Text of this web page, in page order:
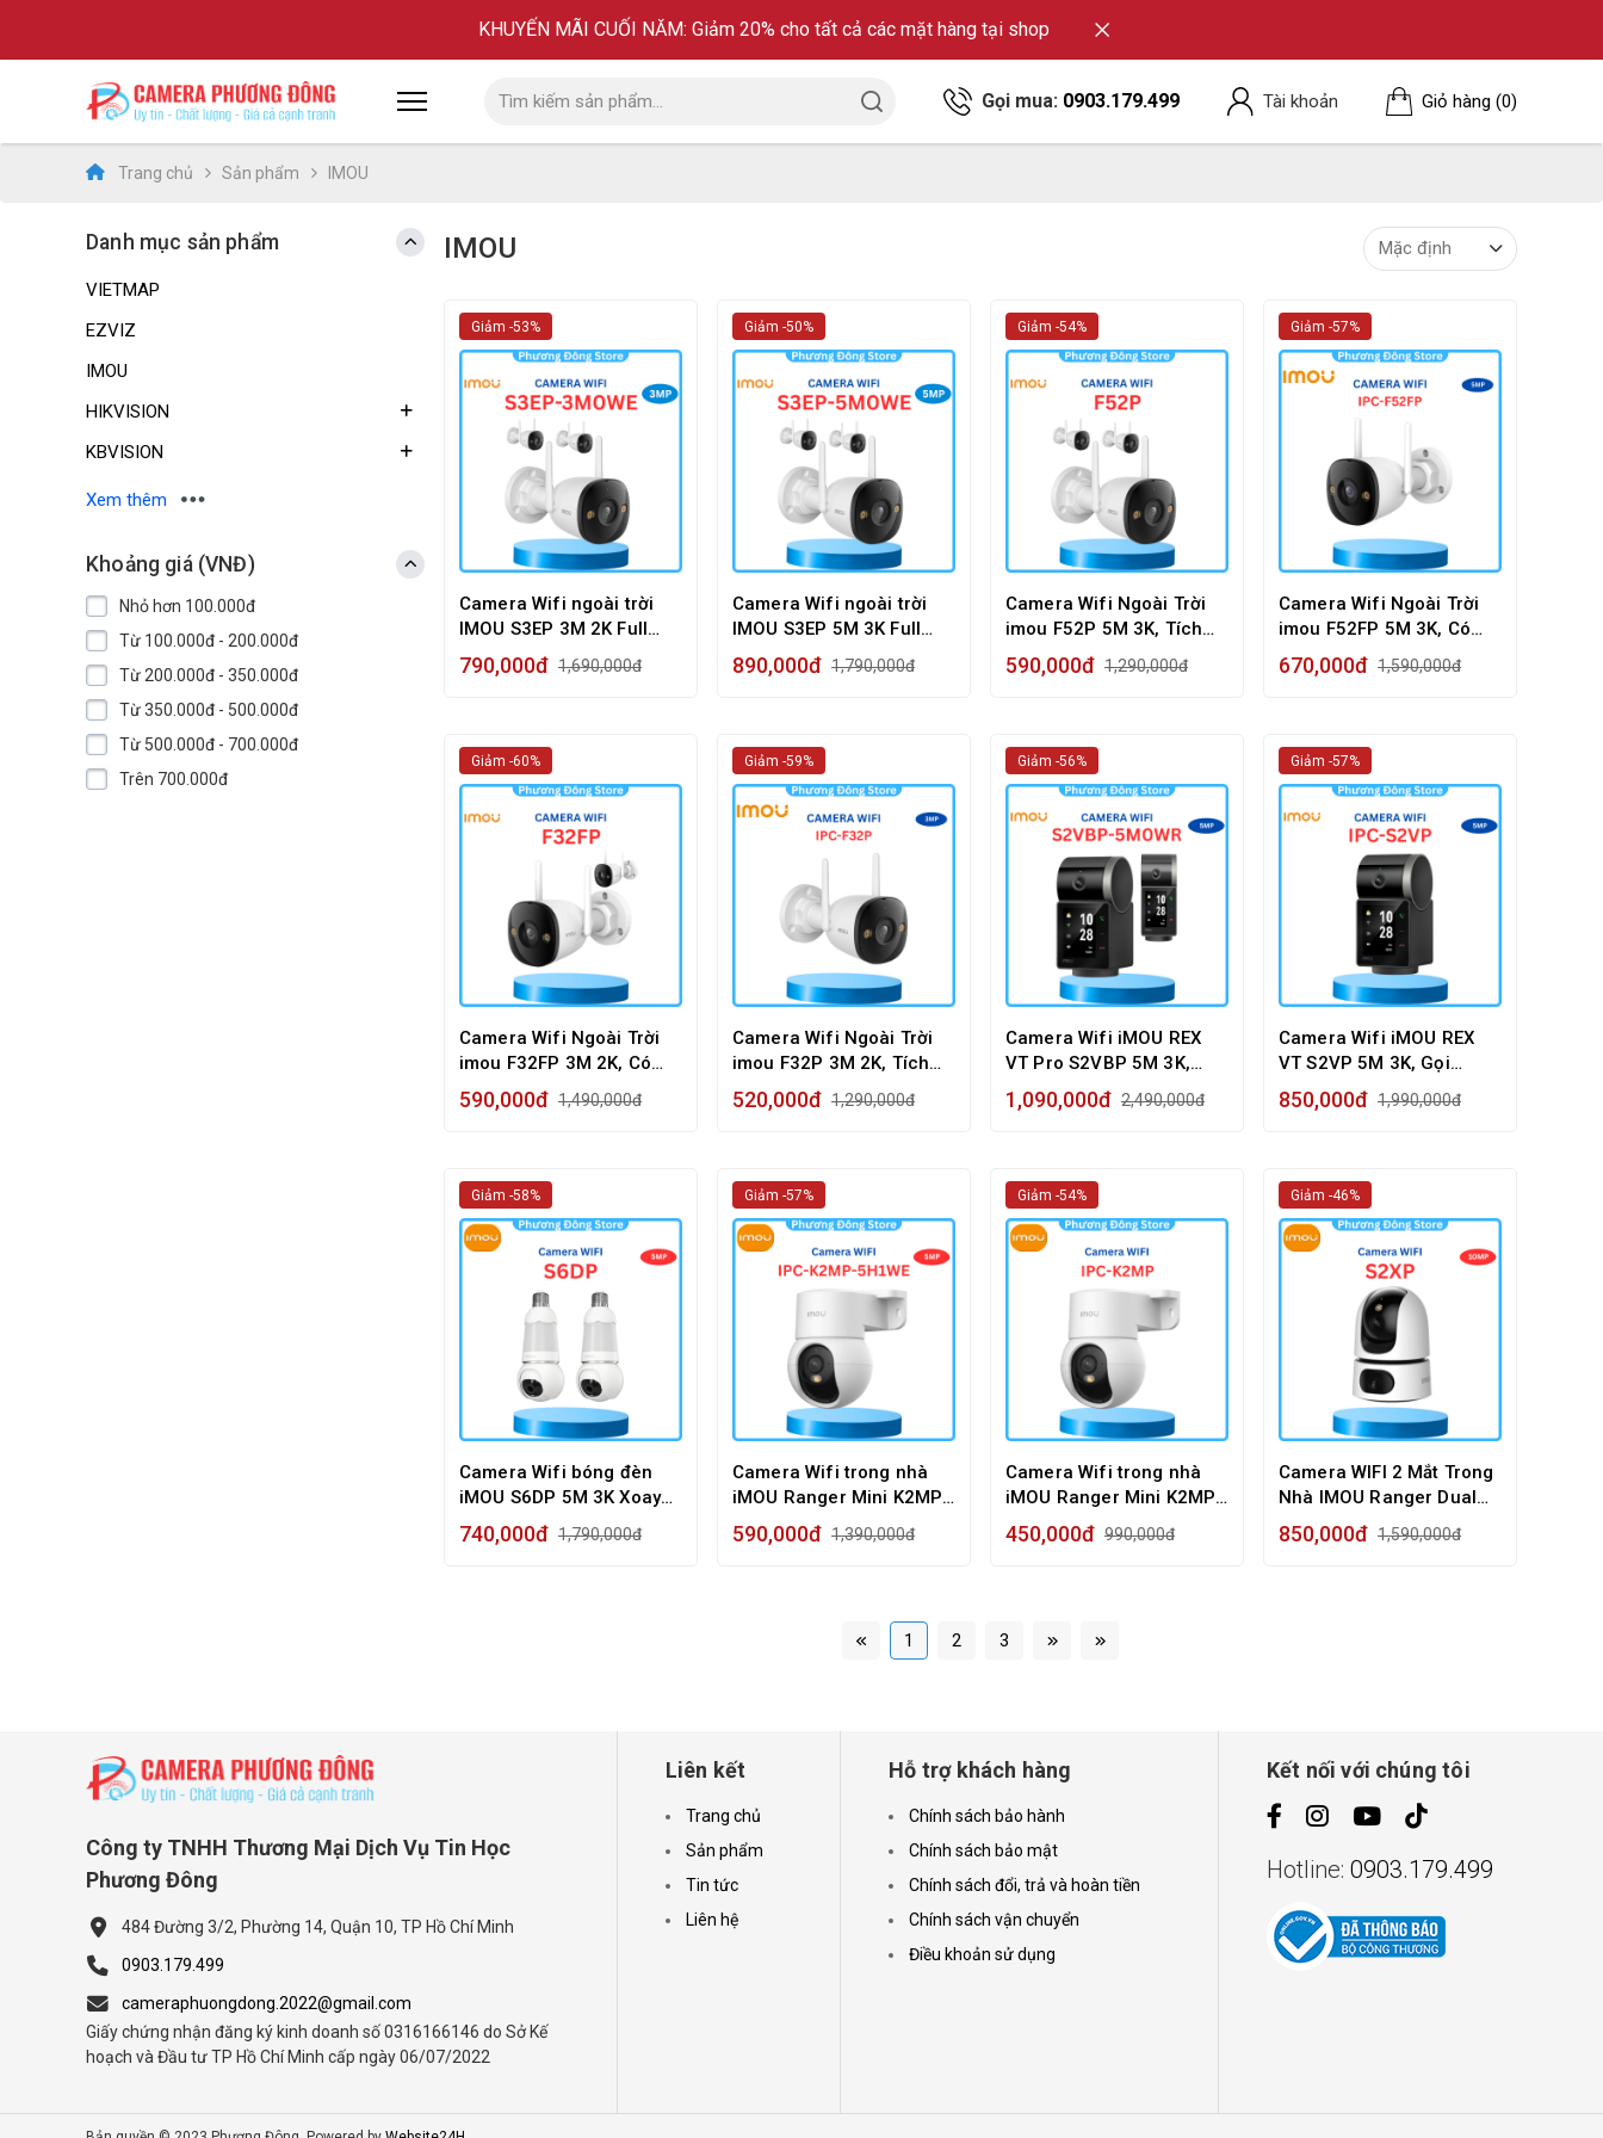
KHUYẾN MÃI CUỐI NĂM: Giảm 20% cho tất cả các mặt hàng tại shop
Gọi mua: 0903.179.499 Tài khoản Giỏ hàng (0)
Trang chủ Sản phẩm IMOU
Danh mục sản phẩm
VIETMAP
EZVIZ
IMOU
HIKVISION
KBVISION
DAHUA
TAPO-TP.LINK
THIẾT BỊ MẠNG
TIVI - ANDROID BOX - PHỤ KIỆN
Xem thêm
Khoảng giá (VNĐ)
Nhỏ hơn 100.000đ
Từ 100.000đ - 200.000đ
Từ 200.000đ - 350.000đ
Từ 350.000đ - 500.000đ
Từ 500.000đ - 700.000đ
Trên 700.000đ
IMOU
Giảm -53%
Camera Wifi ngoài trời
IMOU S3EP 3M 2K Full
Color, Đàm Thoại 2 Chiều
790,000đ 1,690,000đ
Giảm -50%
Camera Wifi ngoài trời
IMOU S3EP 5M 3K Full
Color, Đàm Thoại 2 Chiều
890,000đ 1,790,000đ
Giảm -54%
Camera Wifi Ngoài Trời
imou F52P 5M 3K, Tích
Hợp Mic
590,000đ 1,290,000đ
Giảm -57%
Camera Wifi Ngoài Trời
imou F52FP 5M 3K, Có
Màu Ban Đêm
670,000đ 1,590,000đ
Giảm -60%
Camera Wifi Ngoài Trời
imou F32FP 3M 2K, Có
Màu Ban Đêm
590,000đ 1,490,000đ
Giảm -59%
Camera Wifi Ngoài Trời
imou F32P 3M 2K, Tích
Hợp Mic
520,000đ 1,290,000đ
Giảm -56%
Camera Wifi iMOU REX
VT Pro S2VBP 5M 3K,
Dùng Pin Sạc, Gọi Video
2 Chiều
1,090,000đ 2,490,000đ
Giảm -57%
Camera Wifi iMOU REX
VT S2VP 5M 3K, Gọi
Video 2 Chiều
850,000đ 1,990,000đ
Giảm -58%
Camera Wifi bóng đèn
iMOU S6DP 5M 3K Xoay
340 độ, hỗ trợ Smart
Tracking
740,000đ 1,790,000đ
Giảm -57%
Camera Wifi trong nhà
iMOU Ranger Mini K2MP
5MP 3K, Zoom số 8x
590,000đ 1,390,000đ
Giảm -54%
Camera Wifi trong nhà
iMOU Ranger Mini K2MP
3MP 2K, Zoom số 8x
450,000đ 990,000đ
Giảm -46%
Camera WIFI 2 Mắt Trong
Nhà IMOU Ranger Dual
S2XP 10M 3K Quay quét
360 độ
850,000đ 1,590,000đ
1 2 3
Công ty TNHH Thương Mại Dịch Vụ Tin Học
Phương Đông
484 Đường 3/2, Phường 14, Quận 10, TP Hồ Chí Minh
0903.179.499
cameraphuongdong.2022@gmail.com
Giấy chứng nhận đăng ký kinh doanh số 0316166146 do Sở Kế
hoạch và Đầu tư TP Hồ Chí Minh cấp ngày 06/07/2022
Liên kết
Trang chủ
Sản phẩm
Tin tức
Liên hệ
Hỗ trợ khách hàng
Chính sách bảo hành
Chính sách bảo mật
Chính sách đổi, trả và hoàn tiền
Chính sách vận chuyển
Điều khoản sử dụng
Kết nối với chúng tôi
Hotline: 0903.179.499